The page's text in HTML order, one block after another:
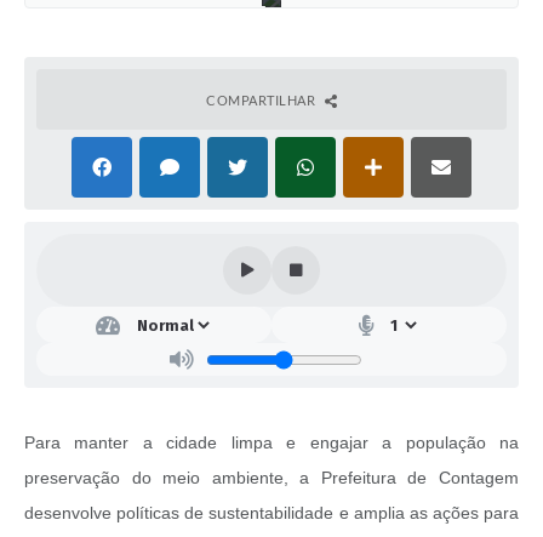
COMPARTILHAR
Para manter a cidade limpa e engajar a população na
preservação do meio ambiente, a Prefeitura de Contagem
desenvolve políticas de sustentabilidade e amplia as ações para